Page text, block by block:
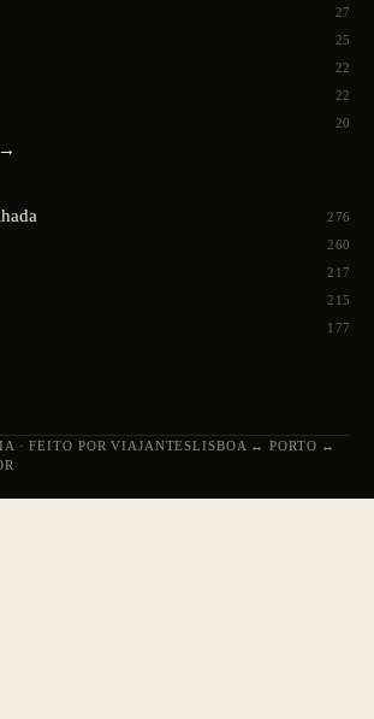
27
25
22
22
20
276
260
217
215
177
· FEITO POR VIAJANTESLISBOA ↔ PORTO ↔